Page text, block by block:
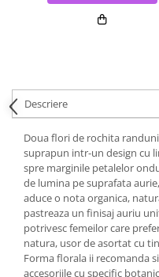
Descriere
Doua flori de rochita
suprapun intr-un design cu
spre marginile petalelor
de lumina pe suprafata
aduce o nota organica,
pastreaza un finisaj auriu
potrivesc femeilor care
natura, usor de asortat cu
Forma florala ii recomanda
accesoriile cu specific